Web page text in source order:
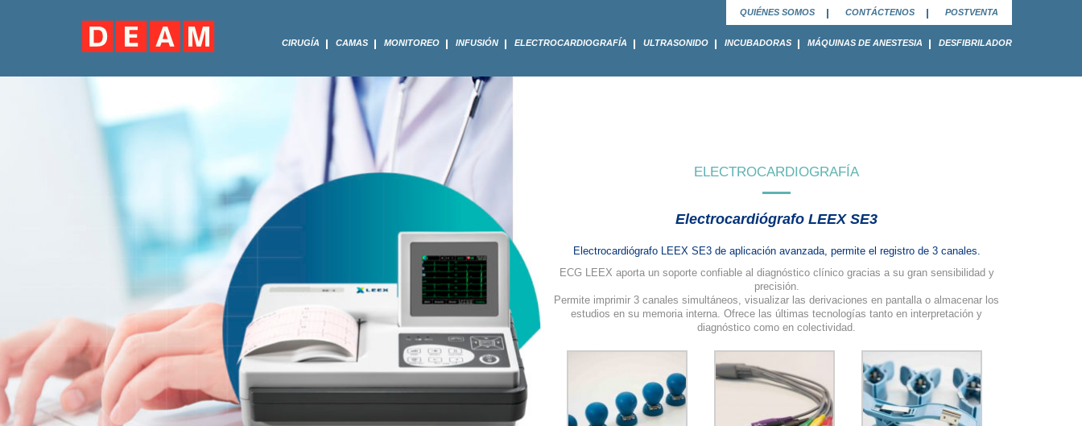
CIRUGÍA CAMAS MONITOREO INFUSIÓN ELECTROCARDIOGRAFÍA ULTRASONIDO INCUBADORAS MÁQUINAS DE ANESTESIA DESFIBRILADOR
QUIÉNES SOMOS CONTÁCTENOS POSTVENTA
ELECTROCARDIOGRAFÍA
Electrocardiógrafo LEEX SE3
Electrocardiógrafo LEEX SE3 de aplicación avanzada, permite el registro de 3 canales.
ECG LEEX aporta un soporte confiable al diagnóstico clínico gracias a su gran sensibilidad y
precisión.
Permite imprimir 3 canales simultáneos, visualizar las derivaciones en pantalla o almacenar los
estudios en su memoria interna. Ofrece las últimas tecnologías tanto en interpretación y
diagnóstico como en colectividad.